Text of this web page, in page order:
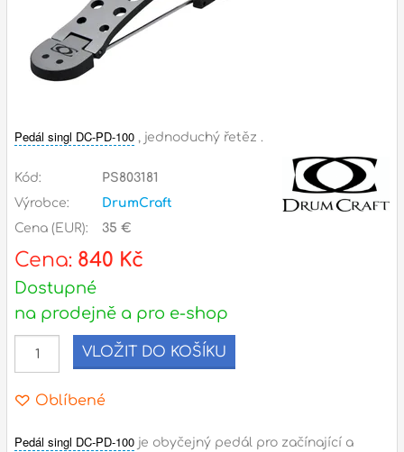
Noty a knihy
Pro děti
Ostatní
Naše prodejna
Adresa
Praha 3 - 130 00 (
gsm.: +420 777 888 408
Pedál singl DC-PD-100 , jednoduchý řetěz .
Kód:
PS803181
Výrobce:
DrumCraft
Cena (EUR):
35 €
Cena: 840 Kč
Dostupné
na prodejně a pro e-shop
VLOŽIT DO KOŠÍKU
Oblíbené
Pedál singl DC-PD-100 je obyčejný pedál pro začínající a